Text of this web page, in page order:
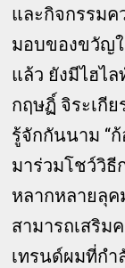
และกิจกรรมค
มอบของขวัญใ
แล้ว ยังมีไฮไ
กฤษฏิ์ จิระเกี
รู้จักกันนาม “
มาร่วมโชว์วิธี
หลากหลายลุ
สามารถเสริม
เทรนด์ผมที่ก